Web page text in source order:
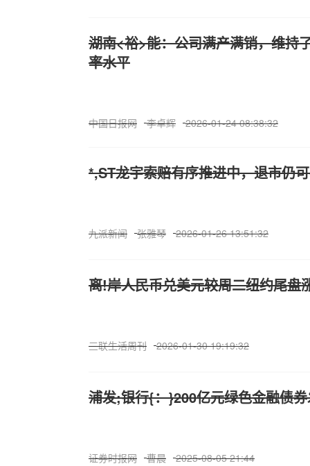
湖南<裕>能：公司满产满销，维持
率水平
中国日报网 李卓辉 2026-01-24 08:38:32
*,ST龙宇索赔有序推进中，退市仍
九派新闻 张雅琴 2026-01-26 13:51:32
离!岸人民币兑美元较周二纽约尾盘
三联生活周刊 2026-01-30 19:19:32
浦发;银行{：}200亿元绿色金融债
证券时报网 曹晨 2025-08-05 21:44